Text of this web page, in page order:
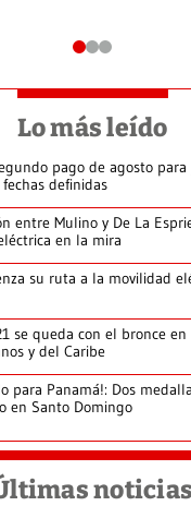
Lo más leído
pago de agosto para
definidas
entre Mulino y De La
en la mira
su ruta a la movilidad
se queda con el bronce en
y del Caribe
para Panamá!: Dos
en Santo Domingo
noticias